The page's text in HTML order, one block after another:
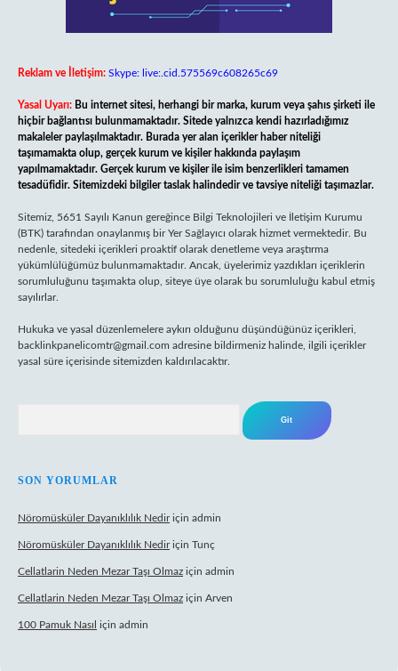
Reklam ve İletişim: Skype: live:.cid.575569c608265c69
Yasal Uyarı: Bu internet sitesi, herhangi bir marka, kurum veya şahıs şirketi ile
hiçbir bağlantısı bulunmamaktadır. Sitede yalnızca kendi hazırladığımız
makaleler paylaşılmaktadır. Burada yer alan içerikler haber niteliği
taşımamakta olup, gerçek kurum ve kişiler hakkında paylaşım
yapılmamaktadır. Gerçek kurum ve kişiler ile isim benzerlikleri tamamen
tesadüfidir. Sitemizdeki bilgiler taslak halindedir ve tavsiye niteliği taşımazlar.
Sitemiz, 5651 Sayılı Kanun gereğince Bilgi Teknolojileri ve İletişim Kurumu
(BTK) tarafından onaylanmış bir Yer Sağlayıcı olarak hizmet vermektedir. Bu
nedenle, sitedeki içerikleri proaktif olarak denetleme veya araştırma
yükümlülüğümüz bulunmamaktadır. Ancak, üyelerimiz yazdıkları içeriklerin
sorumluluğunu taşımakta olup, siteye üye olarak bu sorumluluğu kabul etmiş
sayılırlar.
Hukuka ve yasal düzenlemelere aykırı olduğunu düşündüğünüz içerikleri,
backlinkpanelicomtr@gmail.com adresine bildirmeniz halinde, ilgili içerikler
yasal süre içerisinde sitemizden kaldırılacaktır.
SON YORUMLAR
Nöromüsküler Dayanıklılık Nediriçin admin
Nöromüsküler Dayanıklılık Nediriçin Tunç
Cellatlarin Neden Mezar Taşı Olmaz için admin
Cellatlarin Neden Mezar Taşı Olmaz için Arven
100 Pamuk Nasıl için admin